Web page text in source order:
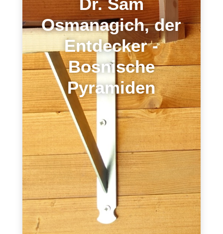
Osmanagich, der
Entdecker -
Bosnische
Pyramiden